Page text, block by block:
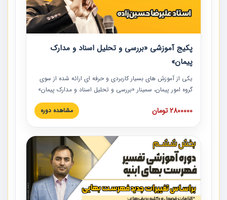
پکیج آموزشی «بررسی و تحلیل اسناد و مدارک
پیمان»
یکی از آموزش‏‏‏‏‏‏ های بسیار کاربردی و حرفه‏ ای ارائه شده از سوی
گروه امور پیمان، سمینار «بررسی و تحلیل اسناد و مدارک پیمان»
است که در دانشگاه صنعتی شریف ارائه شد. در این آموزش
نکات کلیدی مربوط به اسناد و مدارک پیمان، اولویت بندی اسناد
پیمان به همراه تجربیات عملی در این خصوص ارائه شده است.
2800000 تومان مشاهده دوره